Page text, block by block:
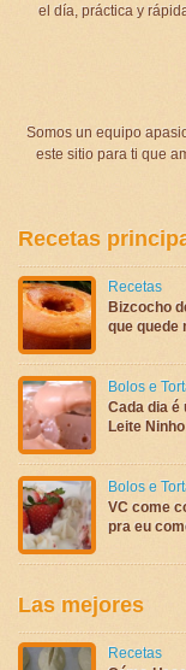
el día, práctica y
Somos un equipo
este sitio para ti que
Recetas
Recetas
Bizcocho
que quede
Bolos e
Cada dia é
Leite
Bolos e
VC come
pra eu
Las mejores
Recetas